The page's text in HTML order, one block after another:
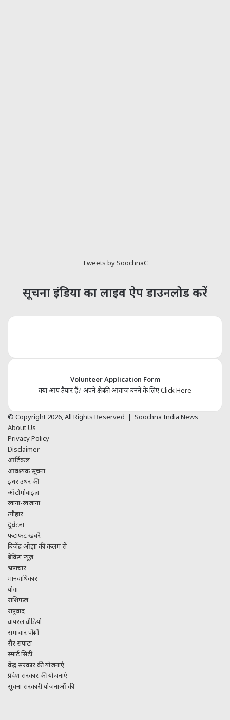
Tweets by SoochnaC
सूचना इंडिया का लाइव ऐप डाउनलोड करें
Volunteer Application Form
क्या आप तैयार हैं? अपने क्षेत्र की आवाज बनने के लिएClick Here
© Copyright 2026, All Rights Reserved | Soochna India News
About Us
Privacy Policy
Disclaimer
आर्टिकल
आवश्यक सूचना
इधर उधर की
ऑटोमोबाइल
खाना-खजाना
त्यौहार
दुर्घटना
फटाफट खबरें
बिजेंद्र ओझा की कलम से
ब्रेकिंग न्यूज़
भ्रष्टाचार
मानवाधिकार
योगा
राशिफल
राष्ट्रवाद
वायरल वीडियो
समाचार पत्रों में
सैर सपाटा
स्मार्ट सिटी
केंद्र सरकार की योजनाएं
प्रदेश सरकार की योजनाएं
सूचना सरकारी योजनाओं की